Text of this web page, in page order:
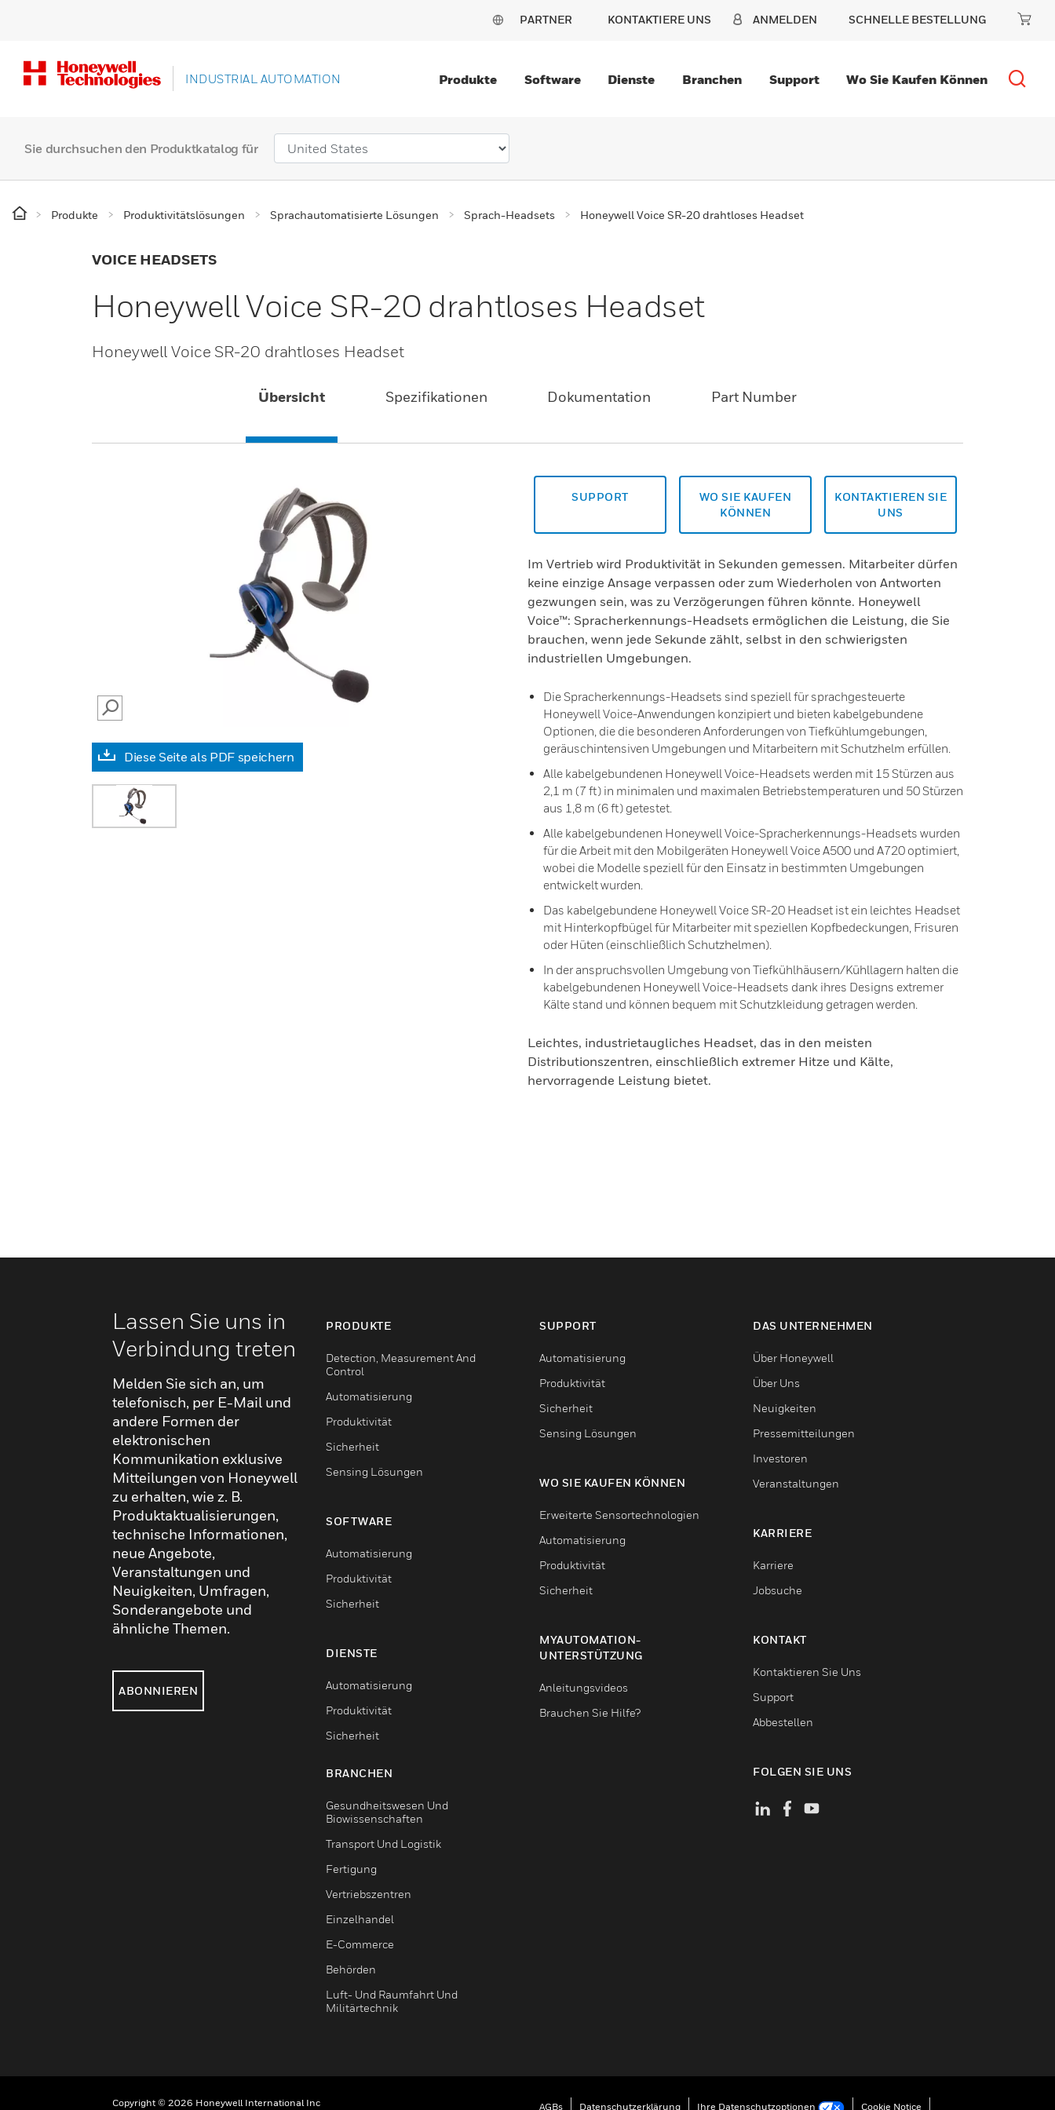
PARTNER KONTAKTIERE UNS ANMELDEN SCHNELLE BESTELLUNG
INDUSTRIAL AUTOMATION Produkte Software Dienste Branchen Support Wo Sie Kaufen Können
Sie durchsuchen den Produktkatalog für
Produkte Produktivitätslösungen Sprachautomatisierte Lösungen Sprach-Headsets Honeywell Voice SR-20 drahtloses Headset
VOICE HEADSETS
Honeywell Voice SR-20 drahtloses Headset
Honeywell Voice SR-20 drahtloses Headset
Übersicht Spezifikationen Dokumentation Part Number
SEARCH
Diese Seite als PDF speichern
SUPPORT
WO SIE KAUFEN
KÖNNEN
KONTAKTIEREN SIE
UNS
Im Vertrieb wird Produktivität in Sekunden gemessen. Mitarbeiter dürfen
keine einzige Ansage verpassen oder zum Wiederholen von Antworten
gezwungen sein, was zu Verzögerungen führen könnte. Honeywell
Voice™: Spracherkennungs-Headsets ermöglichen die Leistung, die Sie
brauchen, wenn jede Sekunde zählt, selbst in den schwierigsten
industriellen Umgebungen.
Die Spracherkennungs-Headsets sind speziell für sprachgesteuerte
Honeywell Voice-Anwendungen konzipiert und bieten kabelgebundene
Optionen, die die besonderen Anforderungen von Tiefkühlumgebungen,
geräuschintensiven Umgebungen und Mitarbeitern mit Schutzhelm erfüllen.
Alle kabelgebundenen Honeywell Voice-Headsets werden mit 15 Stürzen aus
2,1 m (7 ft) in minimalen und maximalen Betriebstemperaturen und 50 Stürzen
aus 1,8 m (6 ft) getestet.
Alle kabelgebundenen Honeywell Voice-Spracherkennungs-Headsets wurden
für die Arbeit mit den Mobilgeräten Honeywell Voice A500 und A720 optimiert,
wobei die Modelle speziell für den Einsatz in bestimmten Umgebungen
entwickelt wurden.
Das kabelgebundene Honeywell Voice SR-20 Headset ist ein leichtes Headset
mit Hinterkopfbügel für Mitarbeiter mit speziellen Kopfbedeckungen, Frisuren
oder Hüten (einschließlich Schutzhelmen).
In der anspruchsvollen Umgebung von Tiefkühlhäusern/Kühllagern halten die
kabelgebundenen Honeywell Voice-Headsets dank ihres Designs extremer
Kälte stand und können bequem mit Schutzkleidung getragen werden.
Leichtes, industrietaugliches Headset, das in den meisten
Distributionszentren, einschließlich extremer Hitze und Kälte,
hervorragende Leistung bietet.
Lassen Sie uns in
Verbindung treten
Melden Sie sich an, um
telefonisch, per E-Mail und
andere Formen der
elektronischen
Kommunikation exklusive
Mitteilungen von Honeywell
zu erhalten, wie z. B.
Produktaktualisierungen,
technische Informationen,
neue Angebote,
Veranstaltungen und
Neuigkeiten, Umfragen,
Sonderangebote und
ähnliche Themen.
ABONNIEREN
PRODUKTE
Detection, Measurement And
Control
Automatisierung
Produktivität
Sicherheit
Sensing Lösungen
SOFTWARE
Automatisierung
Produktivität
Sicherheit
DIENSTE
Automatisierung
Produktivität
Sicherheit
BRANCHEN
Gesundheitswesen Und
Biowissenschaften
Transport Und Logistik
Fertigung
Vertriebszentren
Einzelhandel
E-Commerce
Behörden
Luft- Und Raumfahrt Und
Militärtechnik
SUPPORT
Automatisierung
Produktivität
Sicherheit
Sensing Lösungen
WO SIE KAUFEN KÖNNEN
Erweiterte Sensortechnologien
Automatisierung
Produktivität
Sicherheit
MYAUTOMATION-
UNTERSTÜTZUNG
Anleitungsvideos
Brauchen Sie Hilfe?
DAS UNTERNEHMEN
Über Honeywell
Über Uns
Neuigkeiten
Pressemitteilungen
Investoren
Veranstaltungen
KARRIERE
Karriere
Jobsuche
KONTAKT
Kontaktieren Sie Uns
Support
Abbestellen
FOLGEN SIE UNS
Copyright © 2026 Honeywell International Inc AGBs Datenschutzerklärung Ihre Datenschutzoptionen Cookie Notice